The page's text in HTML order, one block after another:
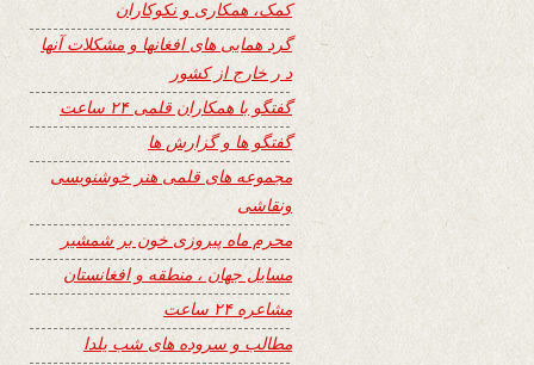
کمک، همکاری و نکوکاران
گرد همایی های افغانها و مشکلات آنها
د ر خارج از کشور
گفتگو با همکاران قلمی ۲۴ ساعت
گفتگو ها و گزارش ها
مجموعه های قلمی هنر خوشنویسی
ونقاشی
محرم ماه پیروزی خون بر شمشیر
مسایل جهان ، منطقه و افغانستان
مشاعره ۲۴ ساعت
مطالب و سروده های شب یلدا